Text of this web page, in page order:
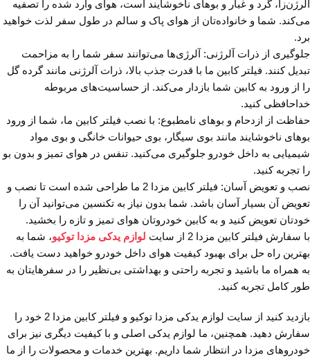
آلرژن‌زا، گرد و غبار و بوهای ناخوشایند است، هوای وارد شده را تصفیه
می‌کند. شما و خانواده‌تان از هوای پاک و سالم در طول سفر لذت خواهید
برد.
جلوگیری از ذرات آلرژنی: آلرژی‌ها می‌توانند سفر شما را به مزاحمت
تبدیل کنند. فیلتر کابین ما با قدرت جذب بالا، ذرات آلرژنی مانند گرده گل
را از ورود به کابین شما بازدار می‌کند. از حساسیت‌های مربوطه
خداحافظی کنید.
حفاظت از ازدحام و بوهای نامطبوع: با نصب فیلتر کابین ما، شما از ورود
بوهای ناخوشایند مانند بوی سیگار، بوی حیوانات خانگی و بوی مواد
شیمیایی به داخل خودرو جلوگیری می‌کنید. تنفس در هوای تمیز و بدون بو
را تجربه کنید.
نصب و تعویض آسان: فیلتر کابین مزدا 2 ما طراحی شده است تا نصب و
تعویض آن بسیار آسان باشد. شما بدون نیاز به تکنسین می‌توانید آن را
خودتان تعویض کنید و به کابین خودروتان هوای تمیز و تازه را بخشید.
با سفارش فیلتر کابین مزدا 2 از سایت
لوازم یدکی مزدا توکیو، شما به
بهترین راه حل برای بهبود کیفیت هوای داخل خودرو خواهید دست یافت.
به همراه ما باشید و تجربه راحتی و بهداشتی بی‌نظیر را در سفرهایتان به
طور کامل تجربه کنید.
بازدید کنید از سایت لوازم یدکی مزدا توکیو و فیلتر کابین مزدا 2 خود را
سفارش دهید. همچنین، ما لوازم یدکی اصلی و با کیفیت دیگری نیز برای
خودروهای مزدا در انتظار شما داریم. بهترین خدمات و محصولات را از ما